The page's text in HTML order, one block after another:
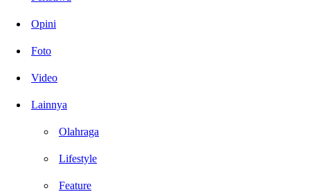
Opini
Foto
Video
Lainnya
Olahraga
Lifestyle
Feature